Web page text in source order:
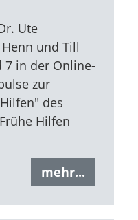
Ute
und Till
7 in der Online-
zur
des
Hilfen
mehr...